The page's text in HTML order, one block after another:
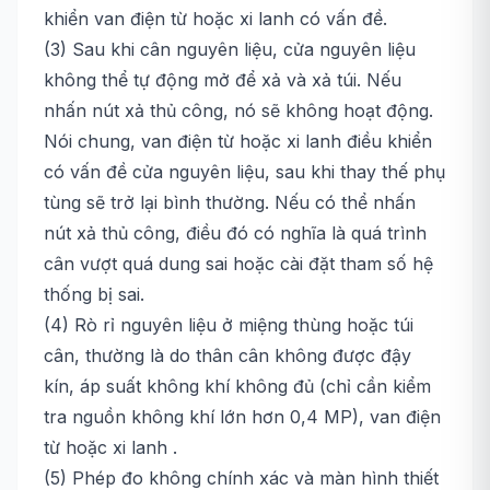
khiển van điện từ hoặc xi lanh có vấn đề.
(3) Sau khi cân nguyên liệu, cửa nguyên liệu
không thể tự động mở để xả và xả túi. Nếu
nhấn nút xả thủ công, nó sẽ không hoạt động.
Nói chung, van điện từ hoặc xi lanh điều khiển
có vấn đề cửa nguyên liệu, sau khi thay thế phụ
tùng sẽ trở lại bình thường. Nếu có thể nhấn
nút xả thủ công, điều đó có nghĩa là quá trình
cân vượt quá dung sai hoặc cài đặt tham số hệ
thống bị sai.
(4) Rò rỉ nguyên liệu ở miệng thùng hoặc túi
cân, thường là do thân cân không được đậy
kín, áp suất không khí không đủ (chỉ cần kiểm
tra nguồn không khí lớn hơn 0,4 MP), van điện
từ hoặc xi lanh .
(5) Phép đo không chính xác và màn hình thiết